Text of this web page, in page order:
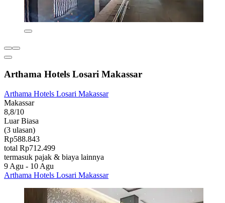
Arthama Hotels Losari Makassar
Arthama Hotels Losari Makassar
Makassar
8,8/10
Luar Biasa
(3 ulasan)
Rp588.843
total Rp712.499
termasuk pajak & biaya lainnya
9 Agu - 10 Agu
Arthama Hotels Losari Makassar